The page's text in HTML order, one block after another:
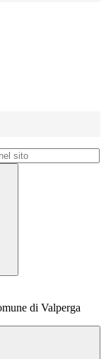
di Valperga